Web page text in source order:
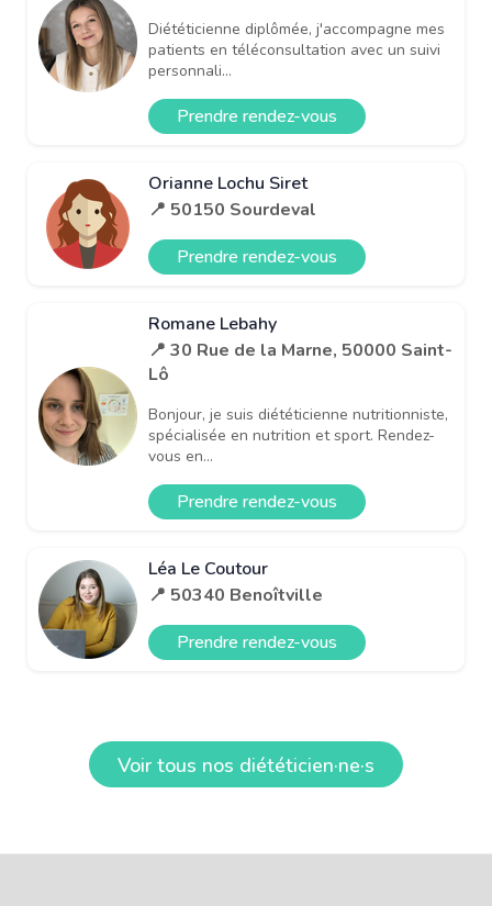
Diététicienne diplômée, j'accompagne mes
patients en téléconsultation avec un suivi
personnali...
Prendre rendez-vous
Orianne Lochu Siret
📍 50150 Sourdeval
Prendre rendez-vous
Romane Lebahy
📍 30 Rue de la Marne, 50000 Saint-
Lô
Bonjour, je suis diététicienne nutritionniste,
spécialisée en nutrition et sport. Rendez-
vous en...
Prendre rendez-vous
Léa Le Coutour
📍 50340 Benoîtville
Prendre rendez-vous
Voir tous nos diététicien·ne·s